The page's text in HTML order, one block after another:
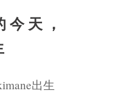
天，
出生